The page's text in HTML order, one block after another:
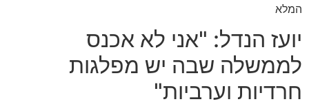
המלא
יועז הנדל: "אני לא אכנס
לממשלה שבה יש מפלגות
חרדיות וערביות"